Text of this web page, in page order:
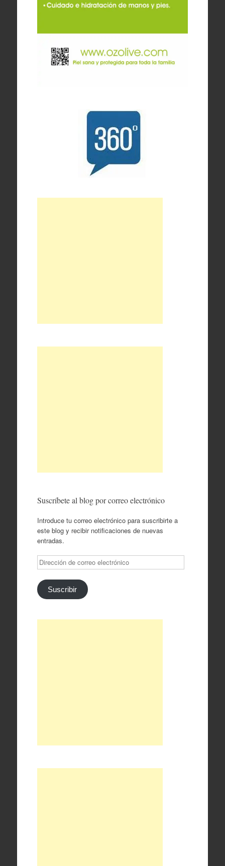
Suscríbete al blog por correo electrónico
Introduce tu correo electrónico para suscribirte a
este blog y recibir notificaciones de nuevas
entradas.
Dirección
de
correo
electrónico
Suscribir